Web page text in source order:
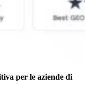
per le aziende di